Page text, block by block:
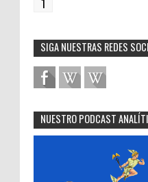
1
SIGA NUESTRAS REDES
NUESTRO PODCAST